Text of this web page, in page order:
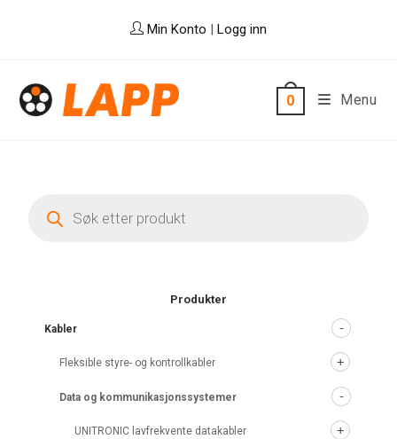
Min Konto | Logg inn
0 Menu
search
Produkter
Kabler
Fleksible styre- og kontrollkabler
Data og kommunikasjonssystemer
UNITRONIC lavfrekvente datakabler